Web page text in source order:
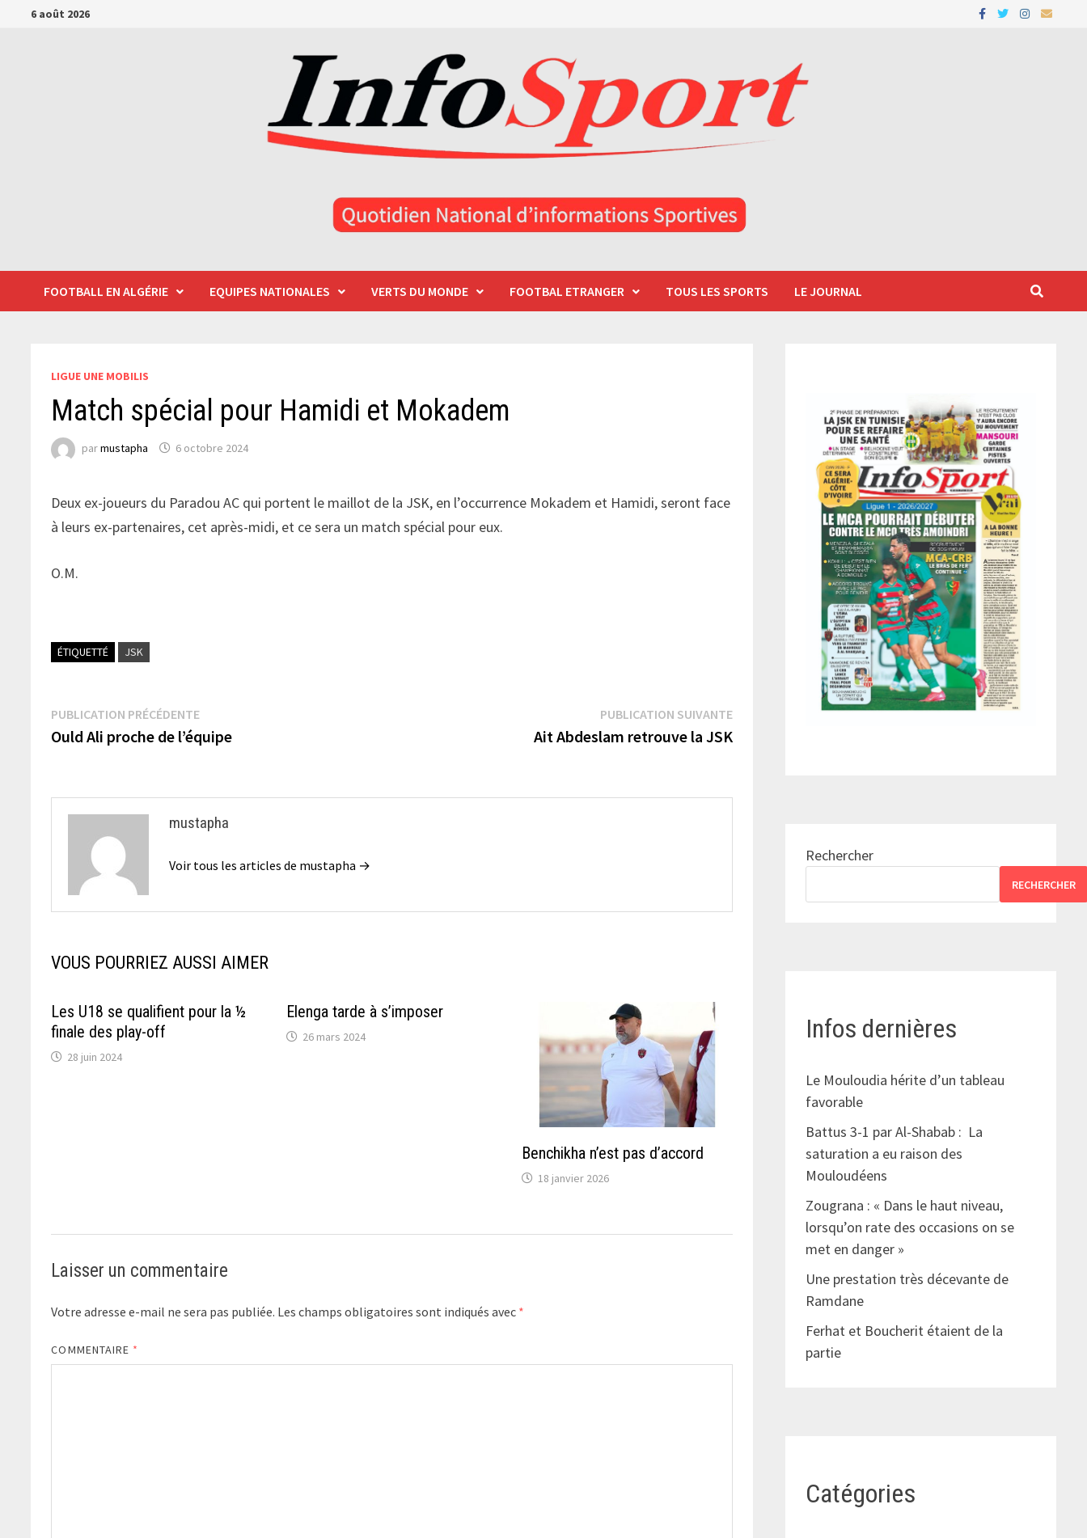
Passer6 août 2026
FOOTBALL EN ALGÉRIE EQUIPES NATIONALES VERTS DU MONDE FOOTBAL ETRANGER TOUS LES SPORTS LE JOURNAL
LIGUE UNE MOBILIS
Match spécial pour Hamidi et Mokadem
parmustapha 6 octobre 2024
Deux ex-joueurs du Paradou AC qui portent le maillot de la JSK, en l’occurrence Mokadem et Hamidi, seront face
à leurs ex-partenaires, cet après-midi, et ce sera un match spécial pour eux.
O.M.
ÉTIQUETTÉ JSK
Navigation
de
PUBLICATION PRÉCÉDENTEPublication
précédente :
Ould Ali proche de l’équipe
PUBLICATION SUIVANTEPublication
suivante :
Ait Abdeslam retrouve la JSK
mustapha
Voir tous les articles de mustapha →
VOUS POURRIEZ AUSSI AIMER
Les U18 se qualifient pour la ½
finale des play-off
28 juin 2024
Elenga tarde à s’imposer
26 mars 2024
Benchikha n’est pas d’accord
18 janvier 2026
Laisser un commentaire
Votre adresse e-mail ne sera pas publiée. Les champs obligatoires sont indiqués avec *
COMMENTAIRE *
Rechercher
RECHERCHER
Infos dernières
Le Mouloudia hérite d’un tableau
favorable
Battus 3-1 par Al-Shabab : La
saturation a eu raison des
Mouloudéens
Zougrana : « Dans le haut niveau,
lorsqu’on rate des occasions on se
met en danger »
Une prestation très décevante de
Ramdane
Ferhat et Boucherit étaient de la
partie
Catégories